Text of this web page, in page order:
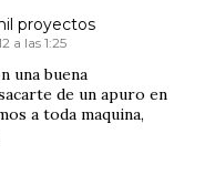
proyectos
a las 1:25
una buena
de un apuro en
a toda maquina,